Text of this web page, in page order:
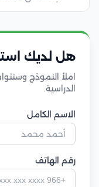
هل لديك
املأ النموذج
الدراسية.
الاسم الكامل
رقم الهاتف